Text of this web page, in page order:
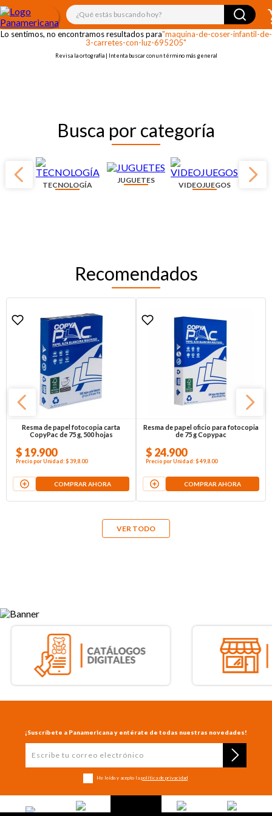
¿Qué estás buscando hoy?
¡OOPS!
Lo sentimos, no encontramos resultados para"maquina-de-coser-infantil-de-
3-carretes-con-luz-695205"
Revisa la ortografía | Intenta buscar con un término más general
Busca por categoría
TECNOLOGÍA
JUGUETES
VIDEOJUEGOS
Recomendados
Resma de papel fotocopia carta
CopyPac de 75 g, 500 hojas
$ 19.900
Precio porUnidad:$ 39,8.00
COMPRAR AHORA
Resma de papel oficio para fotocopia
de 75 g Copypac
$ 24.900
Precio porUnidad:$ 49,8.00
COMPRAR AHORA
VER TODO
¡Suscríbete a Panamericana y entérate de todas nuestras novedades!
He leído y acepto la política de privacidad